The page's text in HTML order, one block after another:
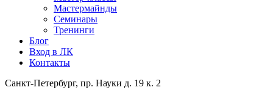
Мастермайнды
Семинары
Тренинги
Блог
Вход в ЛК
Контакты
Санкт-Петербург, пр. Науки д. 19 к. 2